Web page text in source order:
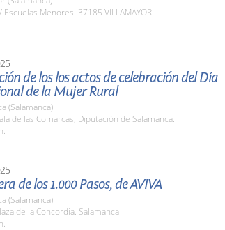
Escuelas Menores. 37185 VILLAMAYOR
de los los actos de celebración del Día
de la Mujer Rural
(Salamanca)
de las Comarcas, Diputación de Salamanca.
de los 1.000 Pasos, de AVIVA
(Salamanca)
de la Concordia. Salamanca